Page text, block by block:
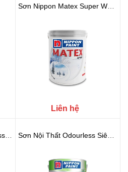
Sơn Nippon Matex Super White
Liên hệ
Sơn Lót NộI Thất Odour-less Sealer Sơn Nội Thất Odourless Siêu Bóng